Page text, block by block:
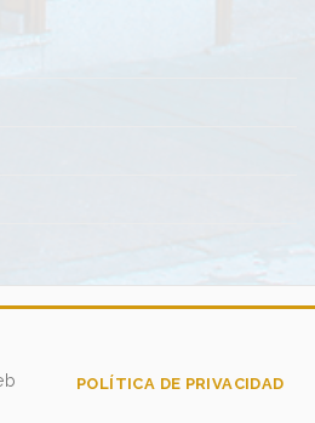
POLÍTICA DE PRIVACIDAD